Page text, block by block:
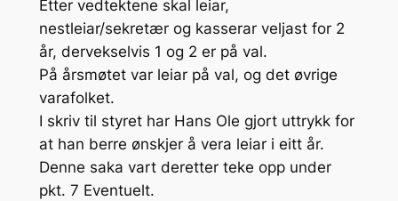
Etter vedtektene skal leiar,
nestleiar/sekretær og kasserar veljast for 2
år, dervekselvis 1 og 2 er på val.
På årsmøtet var leiar på val, og det øvrige
varafolket.
I skriv til styret har Hans Ole gjort uttrykk for
at han berre ønskjer å vera leiar i eitt år.
Denne saka vart deretter teke opp under
pkt. 7 Eventuelt.